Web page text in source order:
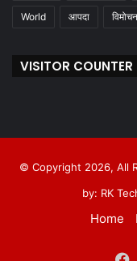
World आपदा विमोचन
VISITOR COUNTER
© Copyright 2026, All
by: RK
Home